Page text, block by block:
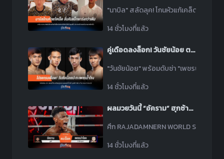
"นาบิล" สลัดลุค! โกนหัวแก้เคล็ดหลังพ่าย
14 ชั่วโมงที่แล้ว
คู่เดือดลงล็อก! วันชัยน้อย ตะบัน เพชรน้ำโขง ศึกนี้มีน็อก
"วันชัยน้อย" พร้อมดับซ่า "เพชรน้ำโขง"
14 ชั่วโมงที่แล้ว
ผลมวยวันนี้ “อัคราม” ฮุกซ้ายปิดเกม! น็อค “เพชรนำโชค” ยก 1
ศึก RAJADAMNERN WORLD SERIES
14 ชั่วโมงที่แล้ว